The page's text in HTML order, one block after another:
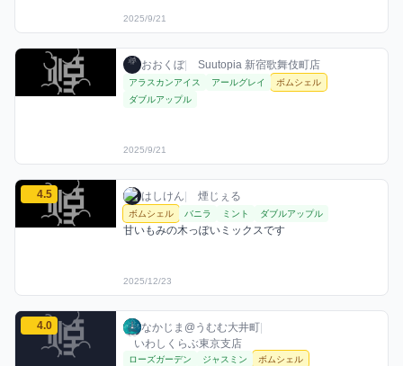
2025/9/21
おおくぼのボムシェルミックスを見る
おおくぼ / お店シーシャ / 2025年9月21日
おおくぼ| Suutopia 新宿歌舞伎町店
利用フレーバー
アラスカンアイス アールグレイ
ボムシェル
ダブルアップル
2025/9/21
はしけんのボムシェルミックスを見る
4.5 はしけん / お店シーシャ / 2025年12月23日
はしけん 煙じぇる
利用フレーバー
ボムシェル バニラ ミント ダブルアップル
コメント
甘いもみの木っぽいミックスです
評価
2025/12/23
なかじま@うむむ大井町のボムシェルミックスを見る
4.0 なかじま@うむむ大井町 / お店シーシャ /
なかじま@うむむ大井町
いわしくらぶ東京支店
利用フレーバー
ローズガーデン ジャスミン ボムシェル
コメント
評価